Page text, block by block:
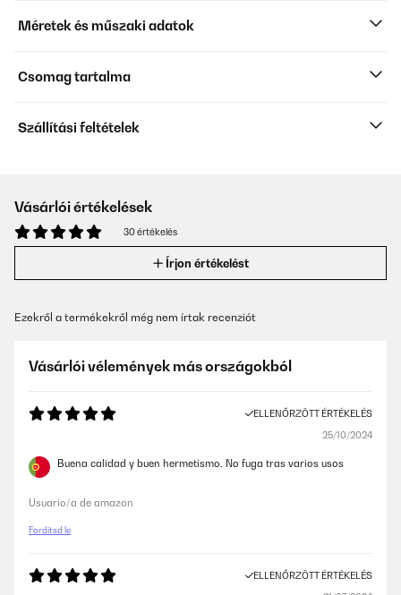
Méretek és műszaki adatok
Csomag tartalma
Szállítási feltételek
Vásárlói értékelések
30 értékelés
Írjon értékelést
Ezekről a termékekről még nem írtak recenziót
Vásárlói vélemények más országokból
ELLENŐRZÖTT ÉRTÉKELÉS
25/10/2024
Buena calidad y buen hermetismo. No fuga tras varios usos
Usuario/a de amazon
Fordítsd le
ELLENŐRZÖTT ÉRTÉKELÉS